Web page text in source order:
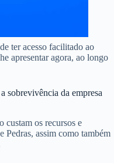
ter acesso facilitado ao
apresentar agora, ao longo
sobrevivência da empresa
custam os recursos e
Pedras, assim como também